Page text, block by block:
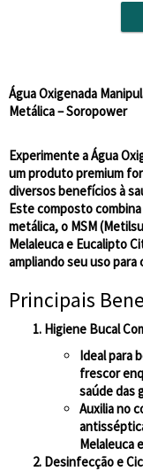
Água Oxigenada
Metálica – Soropower
Experimente a Água
um produto premium
diversos benefícios à
Este composto
metálica, o MSM
Melaleuca e Eucalipto
ampliando seu uso para
Principais
Higiene Bucal
Ideal para
frescor
saúde das
Auxilia no
Melaleuca
Desinfecção e